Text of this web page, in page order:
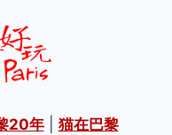
20年| 猫在巴黎